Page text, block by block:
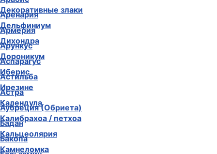
Аренария
Армерия
Арункус
Аспарагус
Астильба
Астра
Аубреция (Обриета)
Бадан
Бакопа
Декоративные злаки
Дельфиниум
Дихондра
Дороникум
Иберис
Ирезине
Календула
Калибрахоа / петхоа
Кальцеолярия
Камнеломка